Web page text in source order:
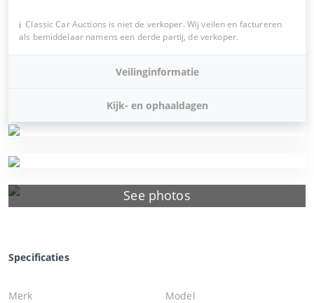
See photos
Classic Car Auctions is niet de verkoper. Wij veilen en factureren
als bemiddelaar namens een derde partij, de verkoper.
Veilinginformatie
Kijk- en ophaaldagen
Specificaties
Merk
Model